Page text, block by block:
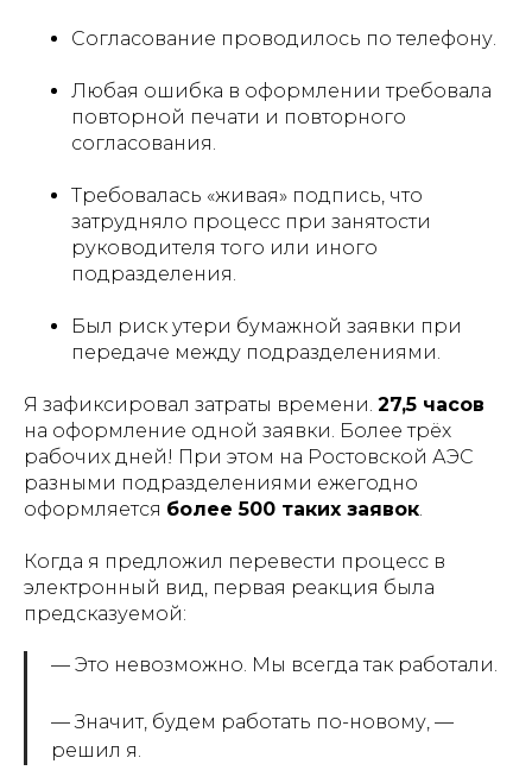
Согласование проводилось по телефону.
Любая ошибка в оформлении требовала
повторной печати и повторного
согласования.
Требовалась «живая» подпись, что
затрудняло процесс при занятости
руководителя того или иного
подразделения.
Был риск утери бумажной заявки при
передаче между подразделениями.
Я зафиксировал затраты времени. 27,5 часов
на оформление одной заявки. Более трёх
рабочих дней! При этом на Ростовской АЭС
разными подразделениями ежегодно
оформляется более 500 таких заявок.
Когда я предложил перевести процесс в
электронный вид, первая реакция была
предсказуемой:
— Это невозможно. Мы всегда так работали.
—Значит, будем работать по-новому, —
решил я.